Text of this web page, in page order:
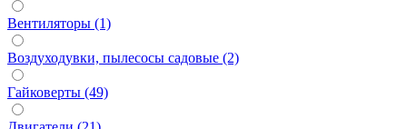
Вентиляторы (1)
Воздуходувки, пылесосы садовые (2)
Гайковерты (49)